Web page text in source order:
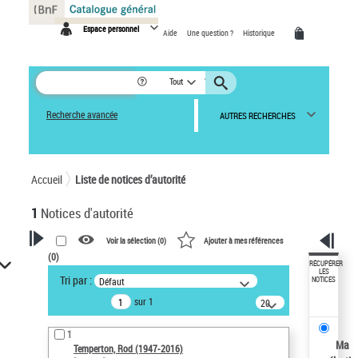
Espace personnel Aide Une question ? Historique
Tout
Recherche avancée AUTRES RECHERCHES
Accueil Liste de notices d’autorité
1 Notices d'autorité
VOTRE RECHERCHE
Recherche avancée dans les
notices d’autorité
Œuvres liées à l'auteur :
Temperton, Rod (1947-2016)
Voir la sélection (0) Ajouter à mes références
(0)
Tri par : Défaut
sur 1
20
résultats/page
1
Temperton, Rod (1947-2016)
RÉCUPÉRER
LES
NOTICES
Ma
Panneau de gestion des cookies